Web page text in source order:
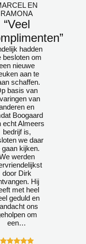
EN
RAMONA
“Veel
hadden
besloten om
nieuwe
aan te
schaffen.
basis van
van
en
Boogaard
echt Almeers
bedrijf is,
we daar
gaan kijken.
werden
door Dirk
Hij
met heel
geduld en
ons
om
een…